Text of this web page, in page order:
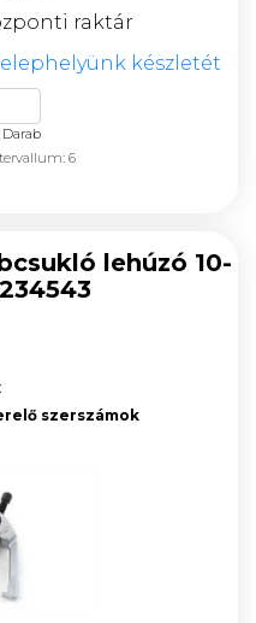
raktár
készletét
Darab
6
lehúzó 10-
szerszámok